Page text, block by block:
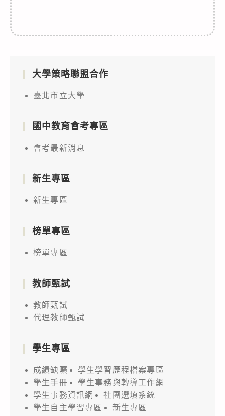
大學策略聯盟合作
臺北市立大學
國中教育會考專區
會考最新消息
新生專區
新生專區
榜單專區
榜單專區
教師甄試
教師甄試
代理教師甄試
學生專區
成績缺曠
學生學習歷程檔案專區
學生手冊
學生事務與轉導工作網
學生事務資訊網
社團選填系統
學生自主學習專區
新生專區